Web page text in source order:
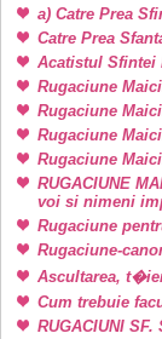
a) Catre Prea
Catre Prea
Acatistul Sfintei
Rugaciune
Rugaciune
Rugaciune
Rugaciune
RUGACIUNE
voi si nimeni
Rugaciune
Rugaciune-
Ascultarea,
Cum trebuie
RUGACIUNI SF.